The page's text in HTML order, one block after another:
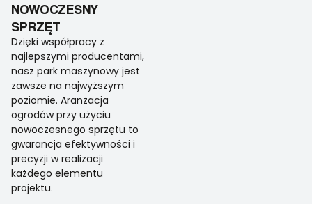
NOWOCZESNY
SPRZĘT
Dzięki współpracy z
najlepszymi producentami,
nasz park maszynowy jest
zawsze na najwyższym
poziomie. Aranżacja
ogrodów przy użyciu
nowoczesnego sprzętu to
gwarancja efektywności i
precyzji w realizacji
każdego elementu
projektu.